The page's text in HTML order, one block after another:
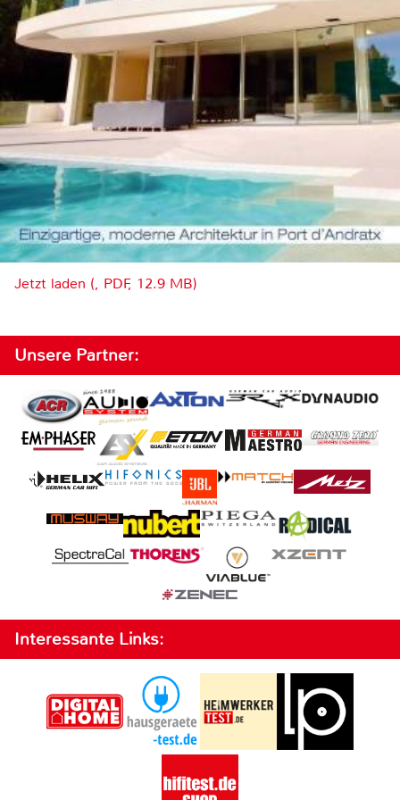
Jetzt laden (, PDF, 12.9 MB)
Unsere Partner:
Interessante Links: